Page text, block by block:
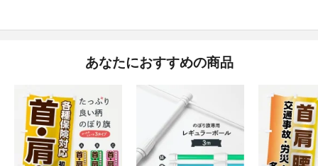
あなたにおすすめの商品